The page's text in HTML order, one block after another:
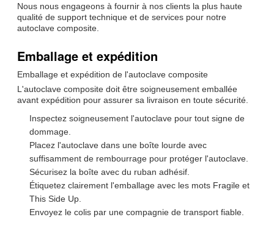
Nous nous engageons à fournir à nos clients la plus haute
qualité de support technique et de services pour notre
autoclave composite.
Emballage et expédition
Emballage et expédition de l'autoclave composite
L'autoclave composite doit être soigneusement emballée
avant expédition pour assurer sa livraison en toute sécurité.
Inspectez soigneusement l'autoclave pour tout signe de
dommage.
Placez l'autoclave dans une boîte lourde avec
suffisamment de rembourrage pour protéger l'autoclave.
Sécurisez la boîte avec du ruban adhésif.
Étiquetez clairement l'emballage avec les mots Fragile et
This Side Up.
Envoyez le colis par une compagnie de transport fiable.